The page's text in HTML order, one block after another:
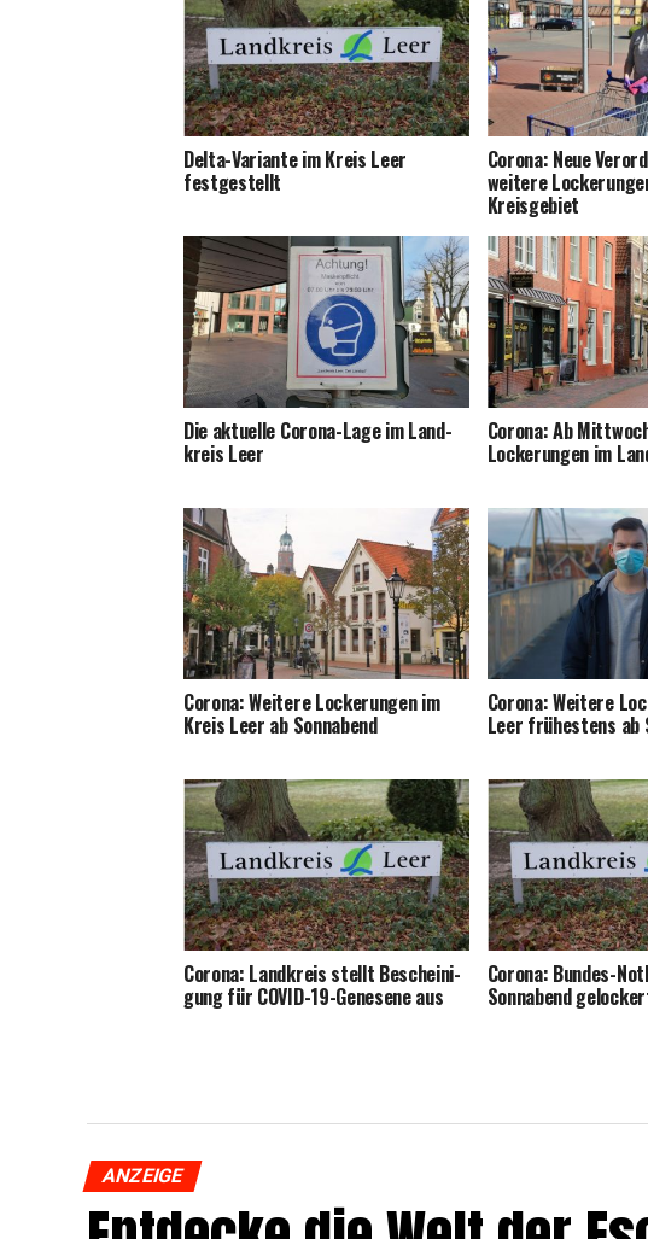
Del­ta-Vari­an­te im Kreis Leer
festgestellt
Coro­na: Neue
wei­te­re
Kreisgebiet
Die aktu­el­le Coro­na-Lage im Land­
kreis Leer
Coro­na: Ab
Locke­run­gen im
Coro­na: Wei­te­re Locke­run­gen im
Kreis Leer ab Sonnabend
Coro­na: Wei­te­re
Leer frü­hes­tens ab
Coro­na: Land­kreis stellt Beschei­ni­
gung für COVID-19-Gene­se­ne aus
Coro­na: Bun­des-
Sonn­abend
ANZEIGE